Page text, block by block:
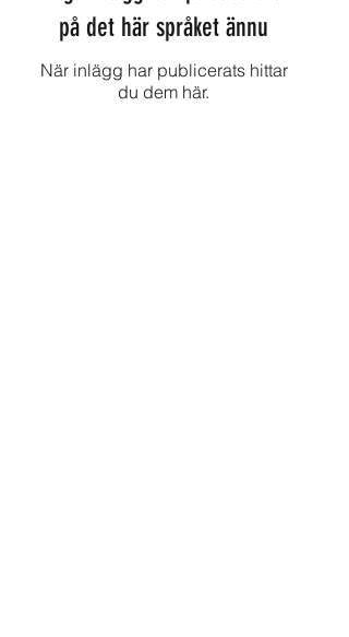
på det här språket ännu
När inlägg har publicerats hittar
du dem här.